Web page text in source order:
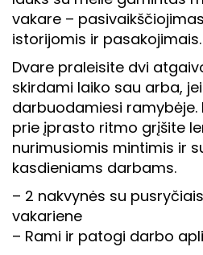
vakare –
istorijomis ir pasakojimais.
Dvare praleisite dvi
skirdami laiko sau arba,
darbuodamiesi ramybėje.
prie įprasto ritmo grįšite
nurimusiomis mintimis ir
kasdieniams darbams.
– 2 nakvynės su
vakariene
– Rami ir patogi darbo